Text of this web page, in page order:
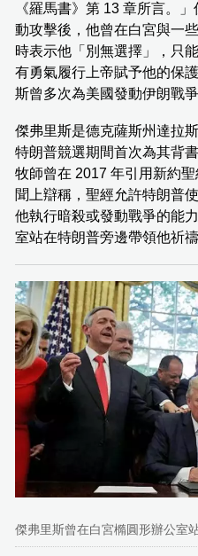
《羅馬書》第 13 章所言。
動攻擊後，他曾在白宮與一
時表示他「別無選擇」，只
有勇氣履行上帝賦予他的保
斯曾多次為美國發動伊朗戰
傑弗里斯是德克薩斯州達拉
特朗普競選期間首次為其背
牧師曾在 2017 年引用新約
聞上辯稱，聖經允許特朗普
他執行暗殺或發動戰爭的能
室站在特朗普旁邊帶領他祈禱
傑弗里斯曾在白宮橢圓形辦公室